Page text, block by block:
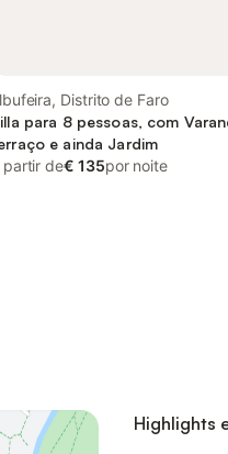
Distrito de Faro
para 8 pessoas, com
e ainda Jardim
partir de€ 135por noite
Highlights